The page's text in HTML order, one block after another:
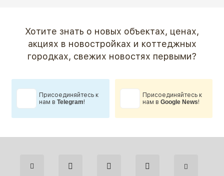
Хотите знать о новых объектах, ценах,
акциях в новостройках и коттеджных
городках, свежих новостях первыми?
Присоединяйтесь к
нам в Telegram!
Присоединяйтесь к
нам в Google News!